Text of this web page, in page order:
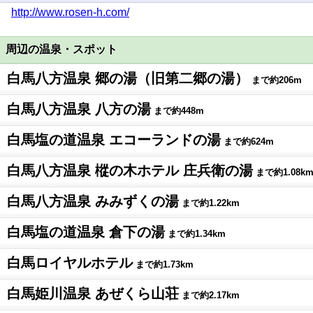
http://www.rosen-h.com/
周辺の温泉・スポット
白馬八方温泉 郷の湯（旧第二郷の湯） まで約206m
白馬八方温泉 八方の湯まで約448m
白馬塩の道温泉 エコーランドの湯まで約624m
白馬八方温泉 樅の木ホテル 庄兵衛の湯まで約1.08km
白馬八方温泉 みみずくの湯まで約1.22km
白馬塩の道温泉 倉下の湯まで約1.34km
白馬ロイヤルホテルまで約1.73km
白馬姫川温泉 あぜくら山荘 まで約2.17km